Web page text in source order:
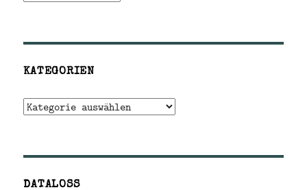
KATEGORIEN
Kategorien
DATALOSS